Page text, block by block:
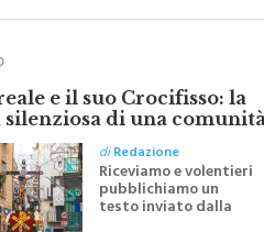
e il suo Crocifisso: la
di una comunità
diRedazione
Riceviamo e volentieri
pubblichiamo un
testo inviato dalla
scrittrice monrealese